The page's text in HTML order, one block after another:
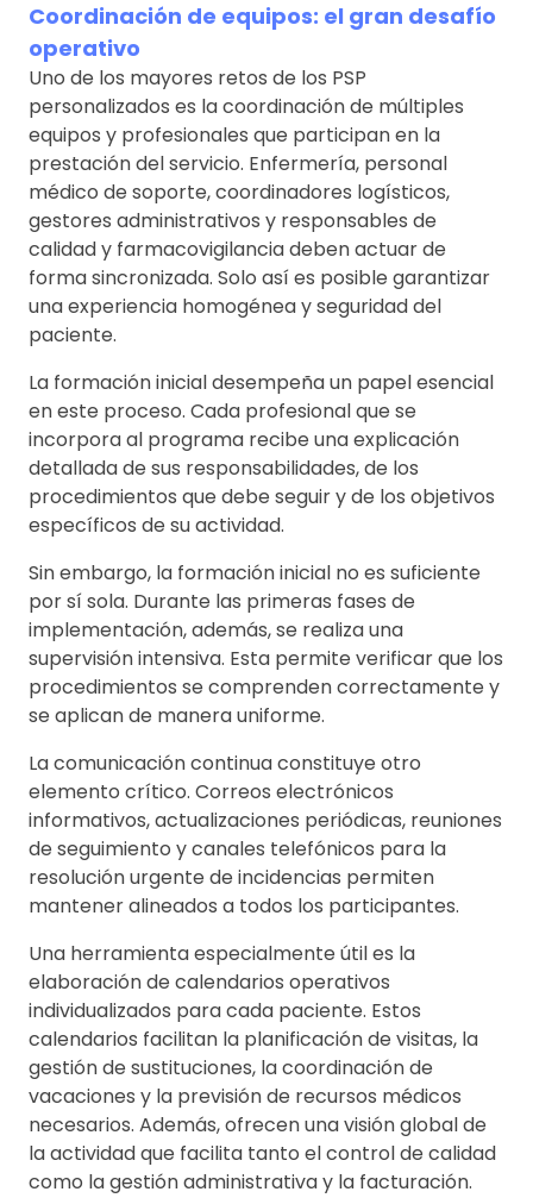
Coordinación de equipos: el gran desafío
operativo
Uno de los mayores retos de los PSP
personalizados es la coordinación de múltiples
equipos y profesionales que participan en la
prestación del servicio. Enfermería, personal
médico de soporte, coordinadores logísticos,
gestores administrativos y responsables de
calidad y farmacovigilancia deben actuar de
forma sincronizada. Solo así es posible garantizar
una experiencia homogénea y seguridad del
paciente.
La formación inicial desempeña un papel esencial
en este proceso. Cada profesional que se
incorpora al programa recibe una explicación
detallada de sus responsabilidades, de los
procedimientos que debe seguir y de los objetivos
específicos de su actividad.
Sin embargo, la formación inicial no es suficiente
por sí sola. Durante las primeras fases de
implementación, además, se realiza una
supervisión intensiva. Esta permite verificar que los
procedimientos se comprenden correctamente y
se aplican de manera uniforme.
La comunicación continua constituye otro
elemento crítico. Correos electrónicos
informativos, actualizaciones periódicas, reuniones
de seguimiento y canales telefónicos para la
resolución urgente de incidencias permiten
mantener alineados a todos los participantes.
Una herramienta especialmente útil es la
elaboración de calendarios operativos
individualizados para cada paciente. Estos
calendarios facilitan la planificación de visitas, la
gestión de sustituciones, la coordinación de
vacaciones y la previsión de recursos médicos
necesarios. Además, ofrecen una visión global de
la actividad que facilita tanto el control de calidad
como la gestión administrativa y la facturación.